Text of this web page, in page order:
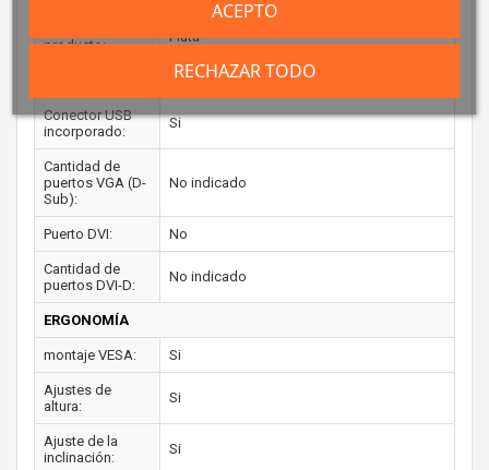
producto:
Plata
PUERTOS E INTERFACES
Conector USB
incorporado:
Si
Cantidad de
puertos VGA (D-
Sub):
No indicado
Puerto DVI: No
Cantidad de
puertos DVI-D:
No indicado
ERGONOMÍA
montaje VESA: Si
Ajustes de
altura:
Si
Ajuste de la
inclinación:
Si
RECHAZAR TODO
ACEPTO